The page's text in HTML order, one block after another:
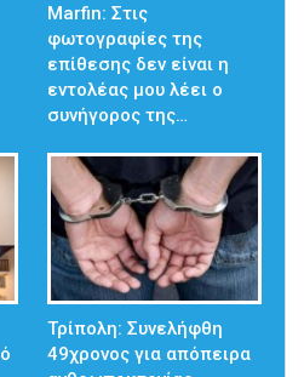
Marfin: Στις
φωτογραφίες της
επίθεσης δεν είναι η
εντολέας μου λέει ο
συνήγορος της…
Τρίπολη: Συνελήφθη
49χρονος για απόπειρα